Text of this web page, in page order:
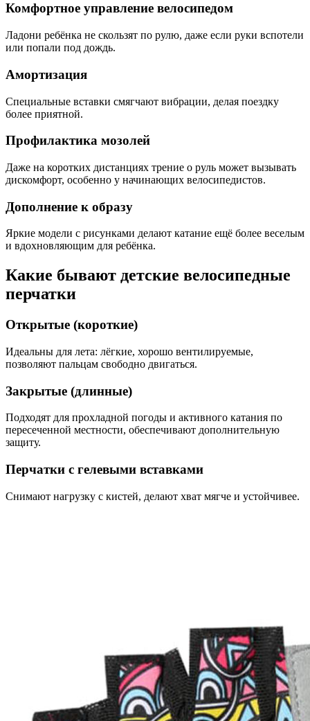
Комфортное управление велосипедом
Ладони ребёнка не скользят по рулю, даже если руки вспотели
или попали под дождь.
Амортизация
Специальные вставки смягчают вибрации, делая поездку
более приятной.
Профилактика мозолей
Даже на коротких дистанциях трение о руль может вызывать
дискомфорт, особенно у начинающих велосипедистов.
Дополнение к образу
Яркие модели с рисунками делают катание ещё более веселым
и вдохновляющим для ребёнка.
Какие бывают детские велосипедные
перчатки
Открытые (короткие)
Идеальны для лета: лёгкие, хорошо вентилируемые,
позволяют пальцам свободно двигаться.
Закрытые (длинные)
Подходят для прохладной погоды и активного катания по
пересеченной местности, обеспечивают дополнительную
защиту.
Перчатки с гелевыми вставками
Снимают нагрузку с кистей, делают хват мягче и устойчивее.